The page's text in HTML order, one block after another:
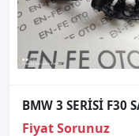
Fiyat Sorunuz